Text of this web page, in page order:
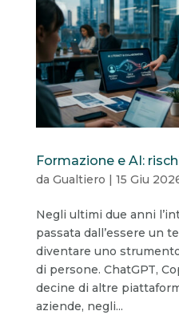
Formazione e AI:
da Gualtiero | 15 Giu
Negli ultimi due anni
passata dall’essere un
diventare uno
di persone. ChatGPT,
decine di altre
aziende, negli...